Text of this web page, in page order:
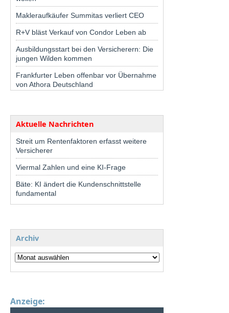
Makleraufkäufer Summitas verliert CEO
R+V bläst Verkauf von Condor Leben ab
Ausbildungsstart bei den Versicherern: Die
jungen Wilden kommen
Frankfurter Leben offenbar vor Übernahme
von Athora Deutschland
Aktuelle Nachrichten
Streit um Rentenfaktoren erfasst weitere
Versicherer
Viermal Zahlen und eine KI-Frage
Bäte: KI ändert die Kundenschnittstelle
fundamental
Archiv
Anzeige: